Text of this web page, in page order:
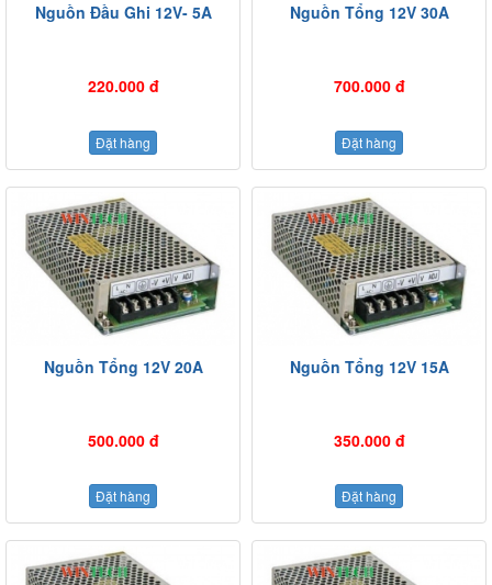
Nguồn Đầu Ghi 12V- 5A
220.000 đ
Đặt hàng
Nguồn Tổng 12V 30A
700.000 đ
Đặt hàng
Nguồn Tổng 12V 20A
500.000 đ
Đặt hàng
Nguồn Tổng 12V 15A
350.000 đ
Đặt hàng